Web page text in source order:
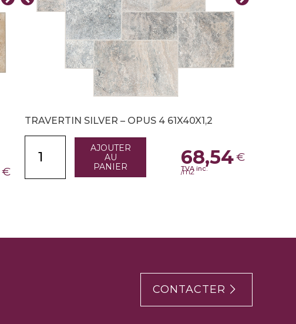
€
TRAVERTIN SILVER – OPUS 4 61X40X1,2
AJOUTER
AU
PANIER
68,54€
TVA inc.
/m2
CONTACTER